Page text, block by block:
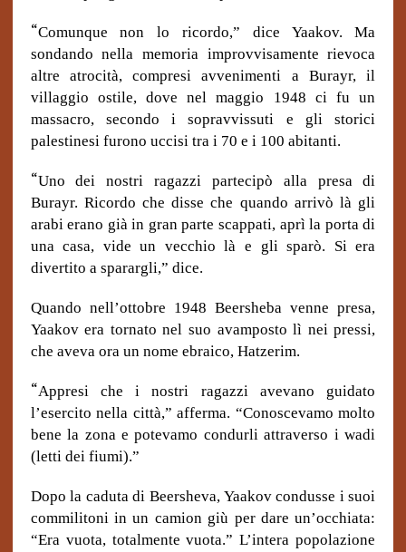
“Comunque non lo ricordo,” dice Yaakov. Ma
sondando nella memoria improvvisamente rievoca
altre atrocità, compresi avvenimenti a Burayr, il
villaggio ostile, dove nel maggio 1948 ci fu un
massacro, secondo i sopravvissuti e gli storici
palestinesi furono uccisi tra i 70 e i 100 abitanti.
“Uno dei nostri ragazzi partecipò alla presa di
Burayr. Ricordo che disse che quando arrivò là gli
arabi erano già in gran parte scappati, aprì la porta di
una casa, vide un vecchio là e gli sparò. Si era
divertito a sparargli,” dice.
Quando nell’ottobre 1948 Beersheba venne presa,
Yaakov era tornato nel suo avamposto lì nei pressi,
che aveva ora un nome ebraico, Hatzerim.
“Appresi che i nostri ragazzi avevano guidato
l’esercito nella città,” afferma. “Conoscevamo molto
bene la zona e potevamo condurli attraverso i wadi
(letti dei fiumi).”
Dopo la caduta di Beersheva, Yaakov condusse i suoi
commilitoni in un camion giù per dare un’occhiata:
“Era vuota, totalmente vuota.” L’intera popolazione